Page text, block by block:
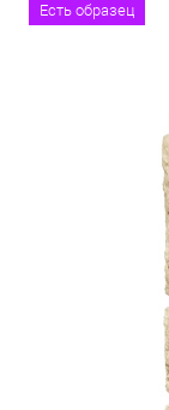
Есть образец